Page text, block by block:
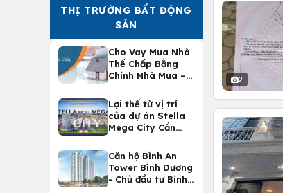
THỊ TRƯỜNG BẤT ĐỘNG
SẢN
Cho Vay Mua Nhà
Thế Chấp Bằng
Chính Nhà Mua –
Nhà Tại
Vietcombank
Lợi thế từ vị trí
của dự án Stella
Mega City Cần
Căn hộ Bình An
Tower Bình Dương
- Chủ đầu tư Bình
2